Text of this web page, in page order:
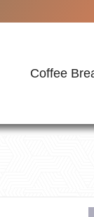
Coffee